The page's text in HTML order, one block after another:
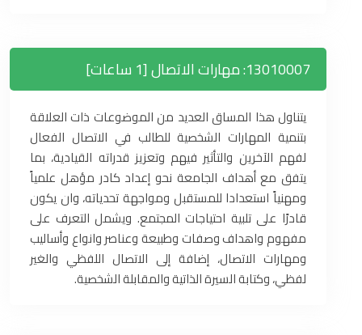
13010007: مهارات الاتصال [1 ساعات]
يتناول هذا المساق العديد من الموضوعات ذات العلاقة
بتنمية المهارات الشخصية للطالب في الاتصال الفعال
لفهم الآخرين والتأثير فيهم وتعزيز قدراته القيادية، بما
يتفق مع أهداف الجامعة نحو إعداد كادر مؤهل علمياً
ومهنياً استعدادا للمستقبل ومواجهة تحدياته، وان يكون
قادرًا على تلبية احتياجات المجتمع. ويشمل التعرف على
مفهوم واهداف وصفات وطبيعة وعناصر وانواع وأساليب
ومهارات الاتصال، إضافة إلى الاتصال اللفظي والغير
لفظي، وكتابة السيرة الذاتية والمقابلة الشخصية.